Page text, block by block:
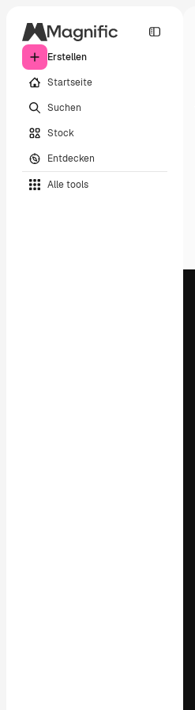
Erstellen
Startseite
Suchen
Stock
Entdecken
Alle tools